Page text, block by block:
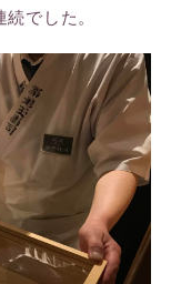
でした。